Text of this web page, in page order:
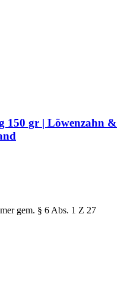
150 gr | Löwenzahn &
gem. § 6 Abs. 1 Z 27